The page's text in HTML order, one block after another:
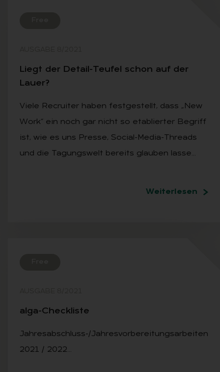
Liegt der De­tail-Teu­fel schon auf der
Lau­er?
Viele Recruiter haben festgestellt, dass „New
Work“ ein noch gar nicht so etablierter Begriff
ist, wie es uns Presse, Social-Media-Threads
und die Tagungswelt bereits glauben lasse…
Weiterlesen
alga-Check­lis­te
Jahresabschluss-/Jahresvorbereitungsarbeiten
2021 / 2022…